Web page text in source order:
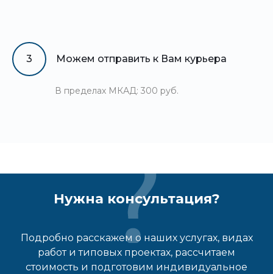
3 Можем отправить к Вам курьера
В пределах МКАД: 300 руб.
Нужна консультация?
Подробно расскажем о наших услугах, видах
работ и типовых проектах, рассчитаем
стоимость и подготовим индивидуальное